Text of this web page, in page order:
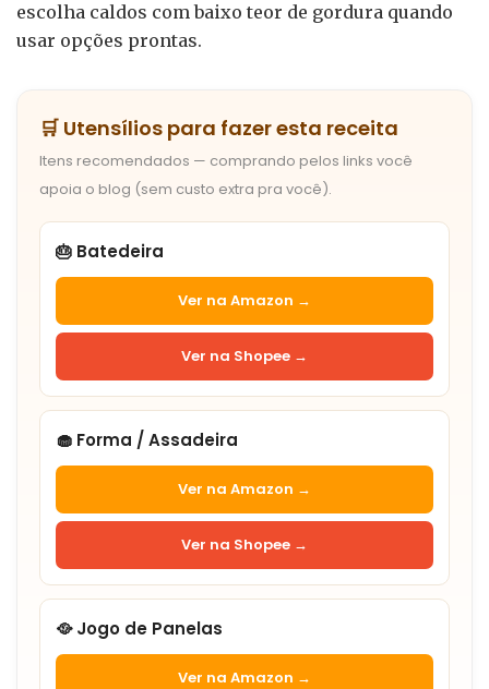
escolha caldos com baixo teor de gordura quando
usar opções prontas.
🛒 Utensílios para fazer esta receita
Itens recomendados — comprando pelos links você
apoia o blog (sem custo extra pra você).
🎂 Batedeira
Ver na Amazon →
Ver na Shopee →
🧁 Forma / Assadeira
Ver na Amazon →
Ver na Shopee →
🥘 Jogo de Panelas
Ver na Amazon →